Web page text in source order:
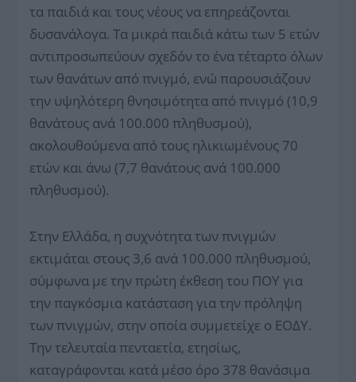
τα παιδιά και τους νέους να επηρεάζονται
δυσανάλογα. Τα μικρά παιδιά κάτω των 5 ετών
αντιπροσωπεύουν σχεδόν το ένα τέταρτο όλων
των θανάτων από πνιγμό, ενώ παρουσιάζουν
την υψηλότερη θνησιμότητα από πνιγμό (10,9
θανάτους ανά 100.000 πληθυσμού),
ακολουθούμενα από τους ηλικιωμένους 70
ετών και άνω (7,7 θανάτους ανά 100.000
πληθυσμού).
Στην Ελλάδα, η συχνότητα των πνιγμών
εκτιμάται στους 3,6 ανά 100.000 πληθυσμού,
σύμφωνα με την πρώτη έκθεση του ΠΟΥ για
την παγκόσμια κατάσταση για την πρόληψη
των πνιγμών, στην οποία συμμετείχε ο ΕΟΔΥ.
Την τελευταία πενταετία, ετησίως,
καταγράφονται κατά μέσο όρο 378 θανάσιμα